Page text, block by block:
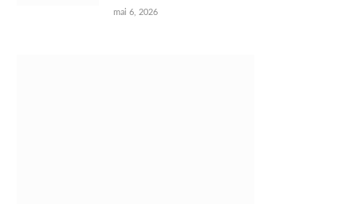
mai 6, 2026